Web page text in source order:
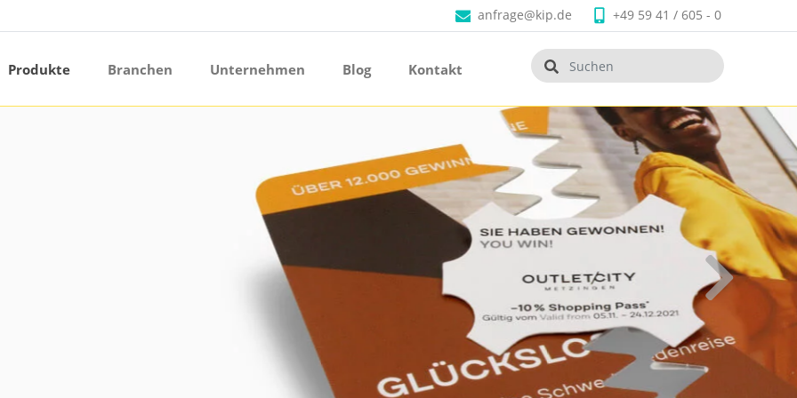
anfrage@kip.de +49 59 41 / 605 - 0
Produkte Branchen Unternehmen Blog Kontakt